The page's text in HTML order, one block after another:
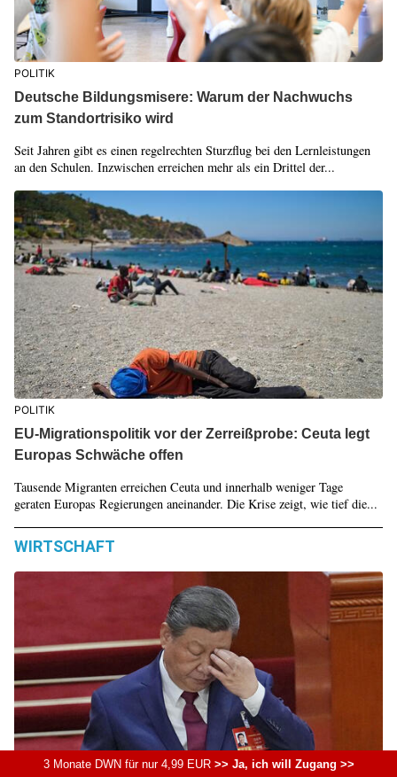
POLITIK
Deutsche Bildungsmisere: Warum der Nachwuchs
zum Standortrisiko wird
Seit Jahren gibt es einen regelrechten Sturzflug bei den Lernleistungen
an den Schulen. Inzwischen erreichen mehr als ein Drittel der...
POLITIK
EU-Migrationspolitik vor der Zerreißprobe: Ceuta legt
Europas Schwäche offen
Tausende Migranten erreichen Ceuta und innerhalb weniger Tage
geraten Europas Regierungen aneinander. Die Krise zeigt, wie tief die...
WIRTSCHAFT
3 Monate DWN für nur 4,99 EUR>> Ja, ich will Zugang >>